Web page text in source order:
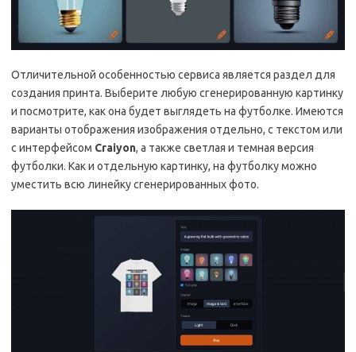
Отличительной особенностью сервиса является раздел для
создания принта. Выберите любую сгенерированную картинку
и посмотрите, как она будет выглядеть на футболке. Имеются
варианты отображения изображения отдельно, с текстом или
с интерфейсом Craiyon, а также светлая и темная версия
футболки. Как и отдельную картинку, на футболку можно
уместить всю линейку сгенерированных фото.